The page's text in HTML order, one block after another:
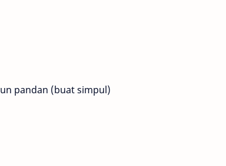
pandan (buat simpul)